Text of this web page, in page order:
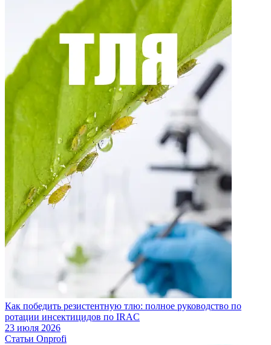
Как победить резистентную тлю: полное руководство по
ротации инсектицидов по IRAC
23 июля 2026
Статьи Onprofi